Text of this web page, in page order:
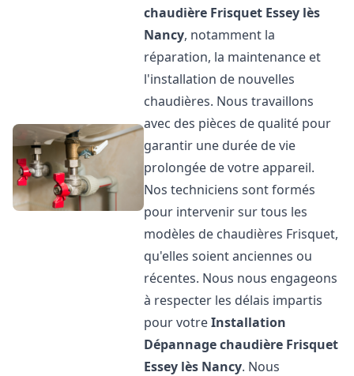
chaudière Frisquet Essey lès
Nancy, notamment la
réparation, la maintenance et
l'installation de nouvelles
chaudières. Nous travaillons
avec des pièces de qualité pour
garantir une durée de vie
prolongée de votre appareil.
Nos techniciens sont formés
pour intervenir sur tous les
modèles de chaudières Frisquet,
qu'elles soient anciennes ou
récentes. Nous nous engageons
à respecter les délais impartis
pour votreInstallation
Dépannage chaudière Frisquet
Essey lès Nancy. Nous